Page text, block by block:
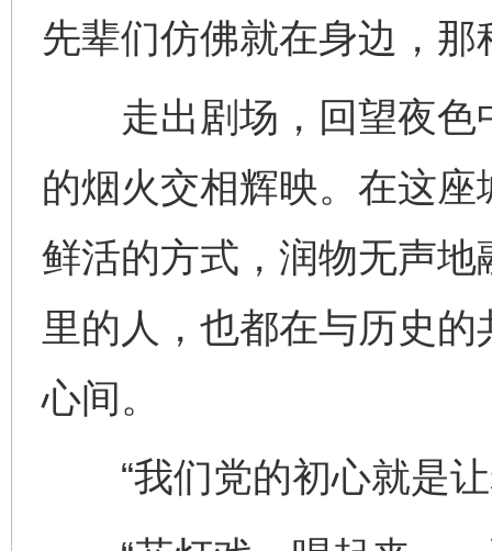
先辈们仿佛就在身边，
走出剧场，回望夜色
的烟火交相辉映。在这
鲜活的方式，润物无声
里的人，也都在与历史
心间。
“我们党的初心就是让